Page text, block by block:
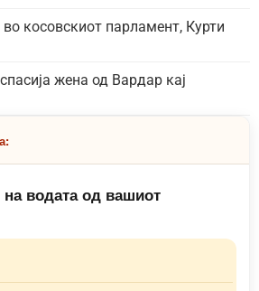
косовскиот парламент, Курти
жена од Вардар кај
водата од вашиот